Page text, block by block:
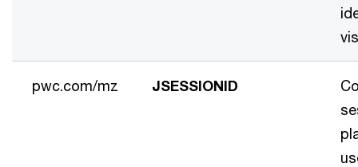
pwc.com/mz JSESSIONID